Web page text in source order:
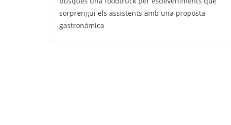
sorprengui els assistents amb una proposta
gastronòmica